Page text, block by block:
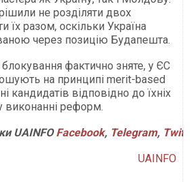
не розділяти двох
їх разом, оскільки Україна
через позицію Будапешта.
фактично зняте, у ЄС
на принципі merit-based
кандидатів відповідно до їхніх
виконанні реформ.
UAINFO Facebook, Telegram,
UAINFO